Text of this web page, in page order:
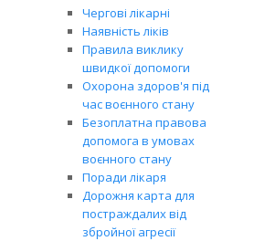
Чергові лікарні
Наявність ліків
Правила виклику
швидкої допомоги
Охорона здоров'я під
час воєнного стану
Безоплатна правова
допомога в умовах
воєнного стану
Поради лікаря
Дорожня карта для
постраждалих від
збройної агресії